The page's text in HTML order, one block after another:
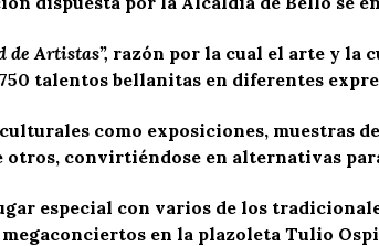
de Artistas”, razón por la cual el arte y la
talentos bellanitas en diferentes
como exposiciones, muestras
convirtiéndose en alternativas
especial con varios de los
en la plazoleta Tulio